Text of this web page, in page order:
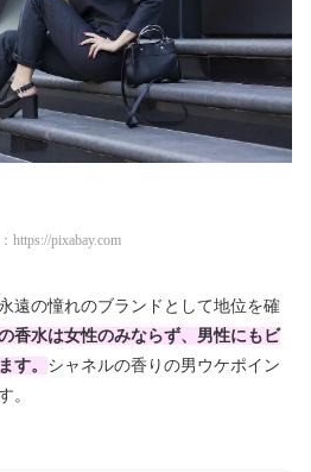
https://pixabay.com
遠の憧れのブランドとして地位を確
香水は女性のみならず、男性にもビ
す。 シャネルの香りの男ウケポイン
。